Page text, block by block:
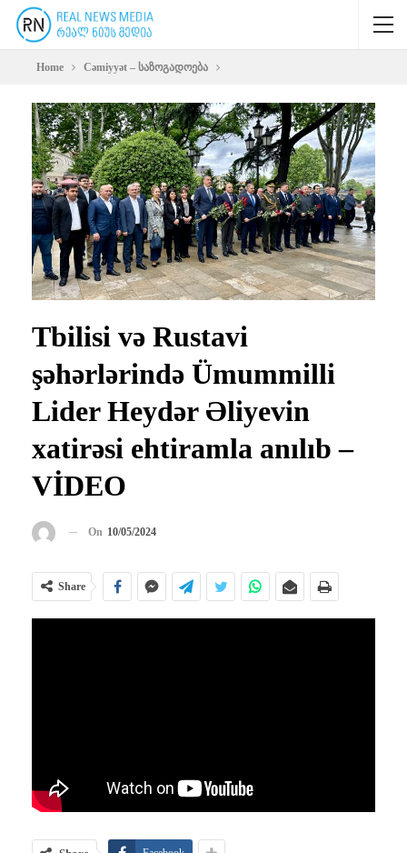
Home Cəmiyyət – საზოგადოება
Tbilisi və Rustavi
şəhərlərində Ümummilli
Lider Heydər Əliyevin
xatirəsi ehtiramla anılıb –
VİDEO
On 10/05/2024
Share